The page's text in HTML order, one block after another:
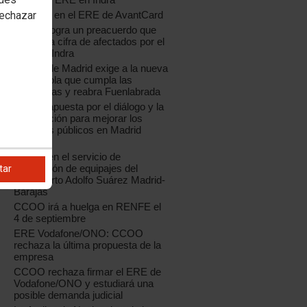
Acuerdo en el ERE de AvantCard
CCOO logra un preacuerdo que
reduce la cifra de afectados por el
ERE de Indra
CCOO de Madrid exige a la nueva
Coca-Cola que cumpla las
sentencias y reabra Fuenlabrada
CCOO apuesta por el diálogo y la
negociación para mejorar los
servicios públicos en Madrid
Huelga en el servicio de
facturación de equipajes del
Aeropuerto Adolfo Suárez Madrid-
Barajas
CCOO irá a huelga en RENFE el
4 de septiembre
ERE Vodafone/ONO: CCOO
rechaza la última propuesta de la
empresa
CCOO rechaza firmar el ERE de
Vodafone/ONO y estudiará una
posible demanda judicial